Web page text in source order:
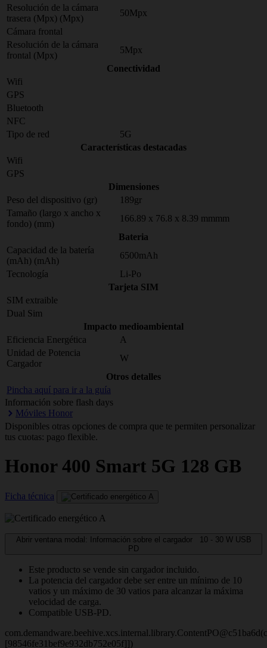
Resolución de la cámara
trasera (Mpx) (Mpx)
50Mpx
Cámara frontal
Resolución de la cámara
frontal (Mpx)
5Mpx
Conectividad
Wifi
GPS
Bluetooth
NFC
Tipo de red
5G
Características destacadas
Wifi
GPS
Dimensiones
Peso del dispositivo (gr)
189gr
Tamaño (largo x ancho x
fondo) (mm)
166.89 x 76.8 x 8.39 mmmm
Bateria
Capacidad de la batería
(mAh) (mAh)
6500mAh
Tecnología
Li-Po
Tarjeta SIM
SIM extraible
Dual Sim
Impacto medioambiental
Eficiencia Energética
A
Unidad de Potencia
Cargador
W
Otros detalles
Pincha aquí para ir a la guía
Información sobre flash days
Móviles Honor
Disponibles otras opciones de compra que te permiten personalizar
tus cuotas: pago flexible.
Honor 400 Smart 5G 128 GB
Ficha técnica
Abrir ventana modal: Información sobre el cargador 10 - 30 W USB
PD
Este producto se vende sin cargador incluido.
La potencia del cargador debe ser entre un mínimo de 10
vatios y un máximo de 30 vatios para alcanzar la máxima
velocidad de carga.
Compatible USB-PD.
[98546fe31bef9e932db752e05f]])